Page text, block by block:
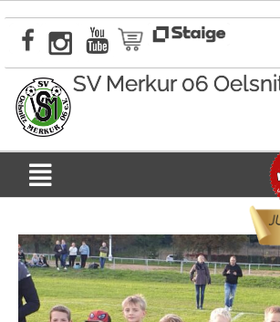
Inhalt
springen
SV Merkur 06
Menü